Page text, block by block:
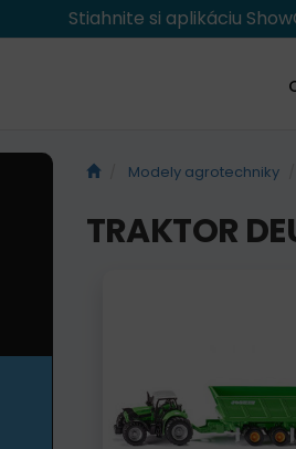
Stiahnite si aplikáciu
Modely agrotechniky
TRAKTOR